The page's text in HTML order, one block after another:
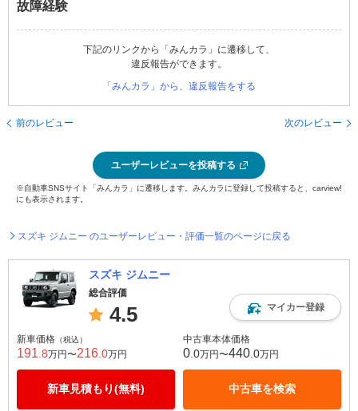
故障経験
下記のリンクから「みんカラ」に遷移して、
違反報告ができます。
「みんカラ」から、違反報告をする
前のレビュー 次のレビュー
ユーザーレビューを投稿する
※自動車SNSサイト「みんカラ」に遷移します。みんカラに登録して投稿すると、carview!
にも表示されます。
スズキ ジムニー のユーザーレビュー・評価一覧のページに戻る
スズキ ジムニー
総合評価
4.5 マイカー登録
新車価格 （税込）
191 .8万円〜216 .0万円
新車見積もり(無料)
中古車本体価格
0 .0万円〜440 .0万円
中古車を検索